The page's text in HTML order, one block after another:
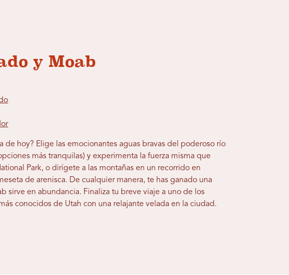
y Moab
de hoy? Elige las emocionantes aguas bravas del poderoso río
más tranquilas) y experimenta la fuerza misma que
Park, o dirígete a las montañas en un recorrido en
de arenisca. De cualquier manera, te has ganado una
sirve en abundancia. Finaliza tu breve viaje a uno de los
conocidos de Utah con una relajante velada en la ciudad.